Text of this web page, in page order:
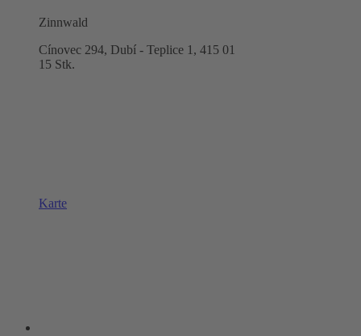
Zinnwald
Cínovec 294, Dubí - Teplice 1, 415 01
15 Stk.
Karte